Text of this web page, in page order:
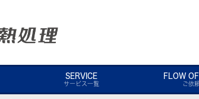
SERVICE
サービス一覧
FLOW
ご依